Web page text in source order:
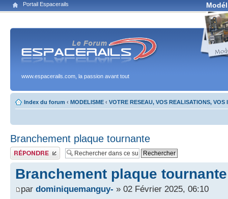
Portail Espacerails
www.espacerails.com, la passion avant tout
Index du forum ‹ MODELISME ‹ VOTRE RESEAU, VOS REALISATIONS, VOS
Branchement plaque tournante
Publier une réponse
Branchement plaque tournante
par dominiquemanguy- » 02 Février 2025, 06:10